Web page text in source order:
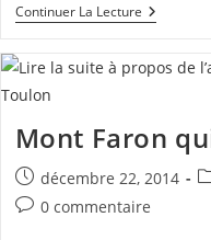
Continuer La LectureBarrage
De
À
Aix
Victoire
Mont Faron
Publication
publiée :
décembre 22, 2014
Commentaires
0 commentaire